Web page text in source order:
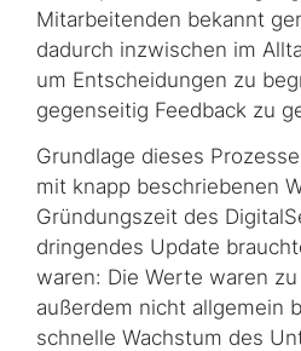
Mitarbeitenden bekannt
dadurch inzwischen im
um Entscheidungen zu
gegenseitig Feedback zu
Grundlage dieses
mit knapp beschriebenen
Gründungszeit des
dringendes Update
waren: Die Werte waren
außerdem nicht allgemein
schnelle Wachstum des